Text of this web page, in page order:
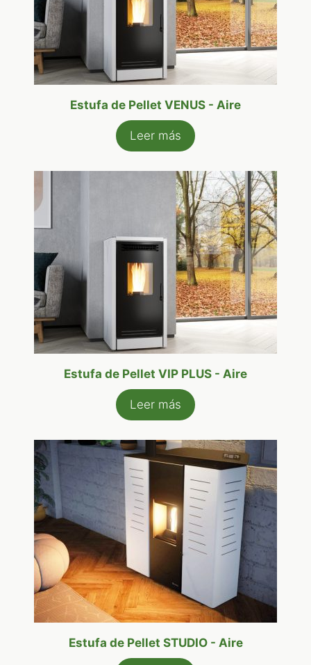
Estufa de Pellet VENUS - Aire
Leer más
Estufa de Pellet VIP PLUS - Aire
Leer más
Estufa de Pellet STUDIO - Aire